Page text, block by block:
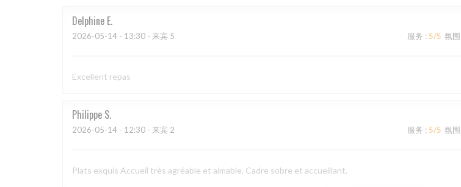
Delphine E
2026-05-14 - 13:30 - 来宾 5 服务 : 5/5 氛围
Excellent repas
Philippe S
2026-05-14 - 12:30 - 来宾 2 服务 : 5/5 氛围
Plats exquis Accueil très agréable et aimable. Cadre sobre et accueillant.